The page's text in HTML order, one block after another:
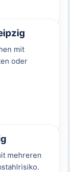
mit
oder
mehreren